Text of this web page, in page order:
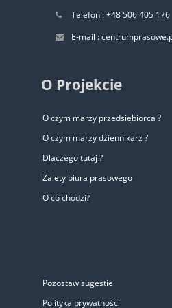
Telefon : +48 506 405 176
E-mail :
O Projekcie
O czym marzy przedsiębiorca ?
O czym marzy dziennikarz ?
Dlaczego tutaj ?
Zalety biura prasowego
O co chodzi?
Pozostaw sugestie
Polityka prywatności